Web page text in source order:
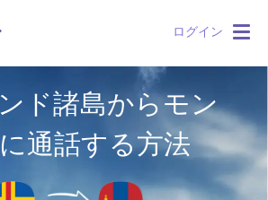
ログイン
ド諸島からモン
通話する方法